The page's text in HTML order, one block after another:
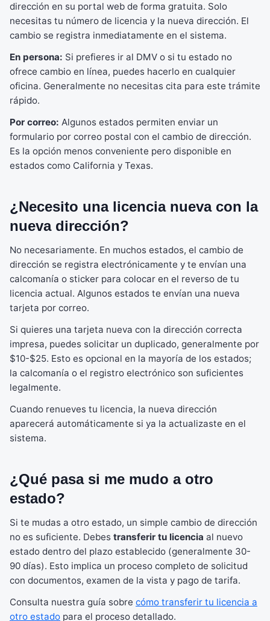
dirección en su portal web de forma gratuita. Solo
necesitas tu número de licencia y la nueva dirección. El
cambio se registra inmediatamente en el sistema.
En persona: Si prefieres ir al DMV o si tu estado no
ofrece cambio en línea, puedes hacerlo en cualquier
oficina. Generalmente no necesitas cita para este trámite
rápido.
Por correo: Algunos estados permiten enviar un
formulario por correo postal con el cambio de dirección.
Es la opción menos conveniente pero disponible en
estados como California y Texas.
¿Necesito una licencia nueva con la
nueva dirección?
No necesariamente. En muchos estados, el cambio de
dirección se registra electrónicamente y te envían una
calcomanía o sticker para colocar en el reverso de tu
licencia actual. Algunos estados te envían una nueva
tarjeta por correo.
Si quieres una tarjeta nueva con la dirección correcta
impresa, puedes solicitar un duplicado, generalmente por
$10-$25. Esto es opcional en la mayoría de los estados;
la calcomanía o el registro electrónico son suficientes
legalmente.
Cuando renueves tu licencia, la nueva dirección
aparecerá automáticamente si ya la actualizaste en el
sistema.
¿Qué pasa si me mudo a otro
estado?
Si te mudas a otro estado, un simple cambio de dirección
no es suficiente. Debes transferir tu licencia al nuevo
estado dentro del plazo establecido (generalmente 30-
90 días). Esto implica un proceso completo de solicitud
con documentos, examen de la vista y pago de tarifa.
Consulta nuestra guía sobre cómo transferir tu licencia a
otro estado para el proceso detallado.